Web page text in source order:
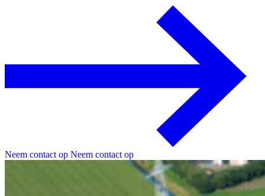
Neem contact op Neem contact op